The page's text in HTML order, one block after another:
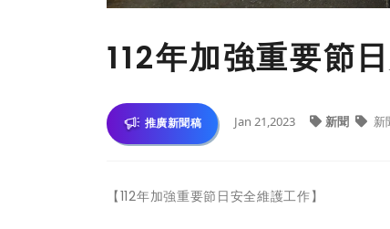
112年加強重要節
推廣新聞稿 Jan 21,2023 新聞 新
【112年加強重要節日安全維護工作】